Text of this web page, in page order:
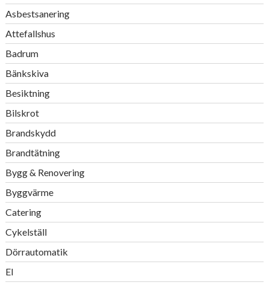
Asbestsanering
Attefallshus
Badrum
Bänkskiva
Besiktning
Bilskrot
Brandskydd
Brandtätning
Bygg & Renovering
Byggvärme
Catering
Cykelställ
Dörrautomatik
El